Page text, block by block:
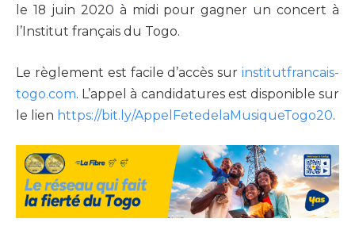
le 18 juin 2020 à midi pour gagner un concert à
l’Institut français du Togo.
Le règlement est facile d’accès sur institutfrancais-
togo.com. L’appel à candidatures est disponible sur
le lien https://bit.ly/AppelFetedelaMusiqueTogo20.